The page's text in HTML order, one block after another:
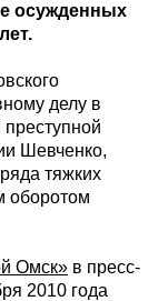
осужденных
делу в
Шевченко,
тяжких
оборотом
Омск» в пресс-
2010 года